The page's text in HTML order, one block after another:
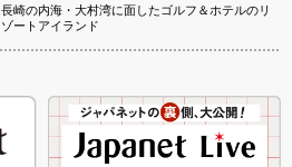
長崎の内海・大村湾に面したゴルフ＆ホテルのリ
ゾートアイランド